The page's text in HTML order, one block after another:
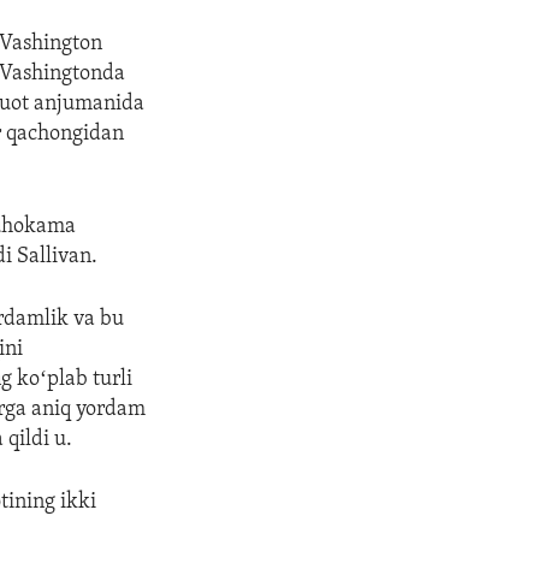
anjumanida
Sallivan.
va bu
koʻplab turli
aniq yordam
qildi u.
ikki